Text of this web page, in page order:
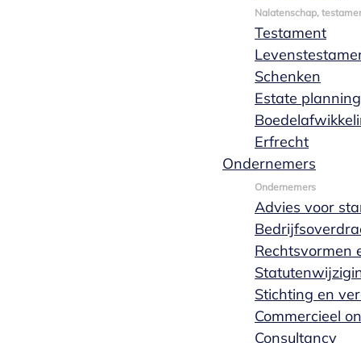
Nalatenschap,
Testament
Schenken
Estate planning
Erfrecht
Ondernemers
Ondernemers
Advies voor
Rechtsvormen
Stichting en
Commercieel
Consultancy
werkgever voor jou. Bekijk alle openstaande
Stuur een open
sollicitatie